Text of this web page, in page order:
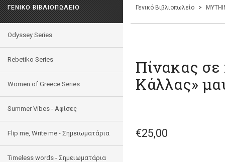
ΓΕΝΙΚΟ ΒΙΒΛΙΟΠΩΛΕΙΟ
Odyssey Series
Rebetiko Series
Women of Greece Series
Summer Vibes - Αφίσες
Flip me, Write me - Σημειωματάρια
Timeless words - Σημειωματάρια
Γενικό Βιβλιοπωλείο >
Πίνακας
Κάλλας»
€25,00